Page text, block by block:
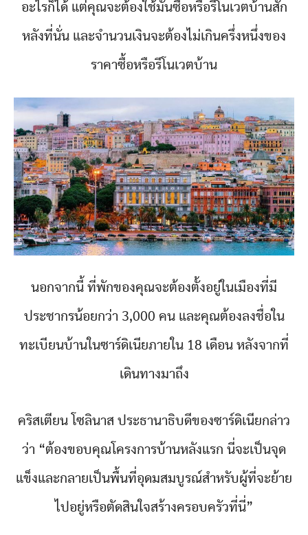
อะไรก็ได้ แต่คุณจะต้องใช้มันซื้อหรือรีโนเวตบ้านสัก
หลังที่นั่น และจำนวนเงินจะต้องไม่เกินครึ่งหนึ่งของ
ราคาซื้อหรือรีโนเวตบ้าน
นอกจากนี้ ที่พักของคุณจะต้องตั้งอยู่ในเมืองที่มี
ประชากรน้อยกว่า 3,000 คน และคุณต้องลงชื่อใน
ทะเบียนบ้านในซาร์ดิเนียภายใน 18 เดือน หลังจากที่
เดินทางมาถึง
คริสเตียน โซลินาส ประธานาธิบดีของซาร์ดิเนียกล่าว
ว่า “ต้องขอบคุณโครงการบ้านหลังแรก นี่จะเป็นจุด
แข็งและกลายเป็นพื้นที่อุดมสมบูรณ์สำหรับผู้ที่จะย้าย
ไปอยู่หรือตัดสินใจสร้างครอบครัวที่นี่”